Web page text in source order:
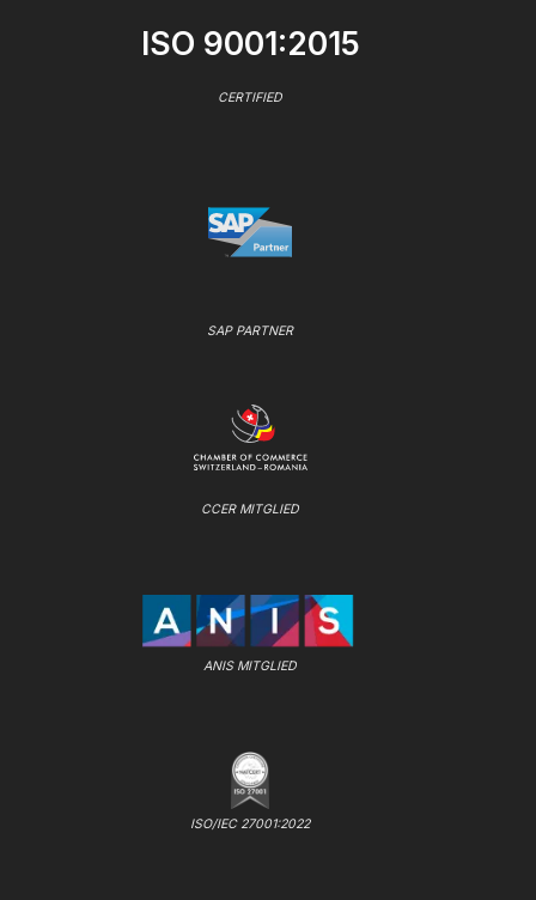
ISO 9001:2015
CERTIFIED
SAP PARTNER
CCER MITGLIED
ANIS MITGLIED
ISO/IEC 27001:2022